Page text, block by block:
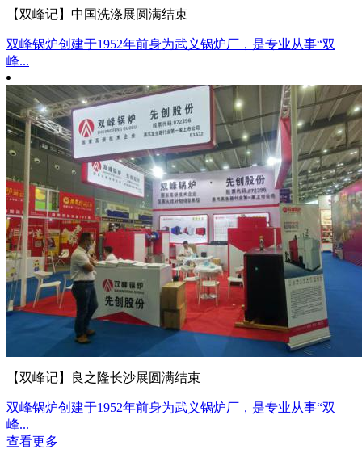
【双峰记】中国洗涤展圆满结束
双峰锅炉创建于1952年前身为武义锅炉厂，是专业从事“双
峰...
【双峰记】良之隆长沙展圆满结束
双峰锅炉创建于1952年前身为武义锅炉厂，是专业从事“双
峰...
查看更多